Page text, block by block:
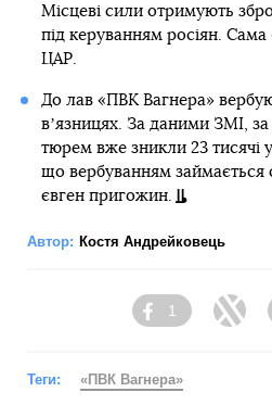
Місцеві сили отримують
під керуванням росіян.
ЦАР.
До лав «ПВК Вагнера»
вʼязницях. За даними ЗМІ, за
тюрем вже зникли 23 тисячі
що вербуванням займається
євген пригожин.
Автор: Костя Андрейковець
Facebook
1
Теги: «ПВК Вагнера»